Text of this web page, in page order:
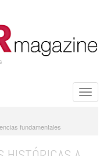
Toggle
fundamentales